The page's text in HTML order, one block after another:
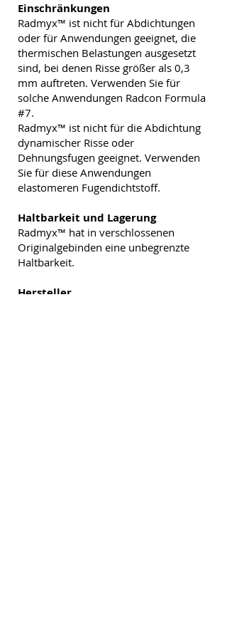
Einschränkungen
Radmyx™ ist nicht für Abdichtungen
oder für Anwendungen geeignet, die
thermischen Belastungen ausgesetzt
sind, bei denen Risse größer als 0,3
mm auftreten. Verwenden Sie für
solche Anwendungen Radcon Formula
#7.
Radmyx™ ist nicht für die Abdichtung
dynamischer Risse oder
Dehnungsfugen geeignet. Verwenden
Sie für diese Anwendungen
elastomeren Fugendichtstoff.
Haltbarkeit und Lagerung
Radmyx™ hat in verschlossenen
Originalgebinden eine unbegrenzte
Haltbarkeit.
Hersteller